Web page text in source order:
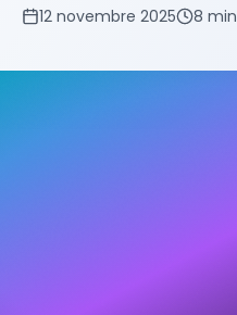
12 novembre 2025 8 min